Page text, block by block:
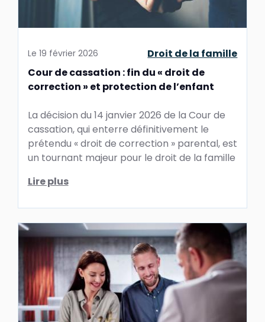
Le 19 février 2026
Droit de la famille
Cour de cassation : fin du « droit de
correction » et protection de l’enfant
La décision du 14 janvier 2026 de la Cour de
cassation, qui enterre définitivement le
prétendu « droit de correction » parental, est
un tournant majeur pour le droit de la famille
Lire plus